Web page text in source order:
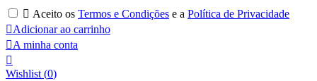
 Aceito os Termos e Condições e a Política de Privacidade
Adicionar ao carrinho
A minha conta

Wishlist (0)